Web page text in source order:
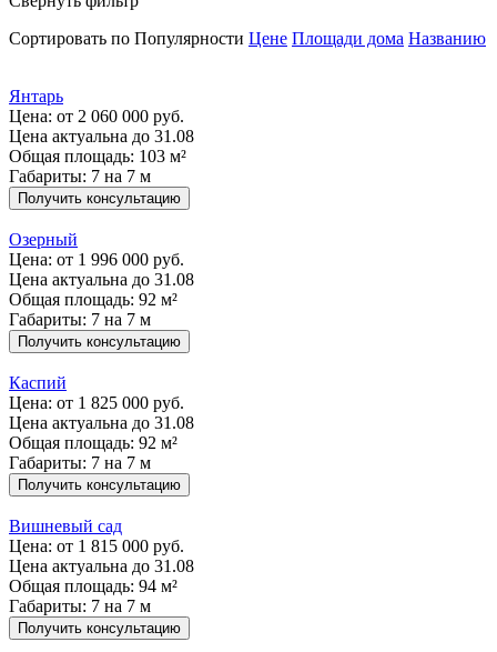
Сортировать по Популярности Цене Площади дома Названию
Янтарь
Цена: от 2 060 000 руб.
Цена актуальна до 31.08
Общая площадь: 103 м²
Габариты: 7 на 7 м
Получить консультацию
Озерный
Цена: от 1 996 000 руб.
Цена актуальна до 31.08
Общая площадь: 92 м²
Габариты: 7 на 7 м
Получить консультацию
Каспий
Цена: от 1 825 000 руб.
Цена актуальна до 31.08
Общая площадь: 92 м²
Габариты: 7 на 7 м
Получить консультацию
Вишневый сад
Цена: от 1 815 000 руб.
Цена актуальна до 31.08
Общая площадь: 94 м²
Габариты: 7 на 7 м
Получить консультацию